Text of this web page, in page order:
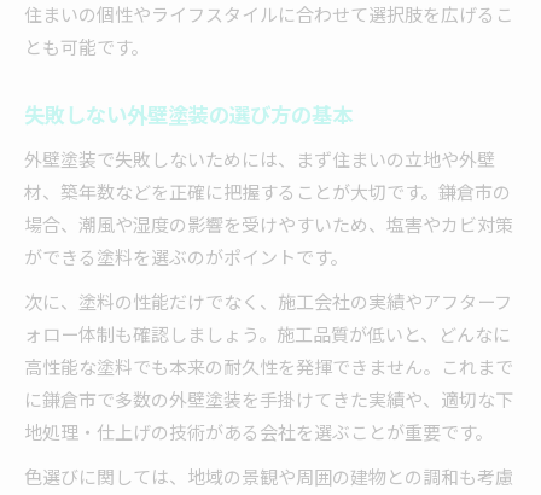
住まいの個性やライフスタイルに合わせて選択肢を広げるこ
とも可能です。
失敗しない外壁塗装の選び方の基本
外壁塗装で失敗しないためには、まず住まいの立地や外壁
材、築年数などを正確に把握することが大切です。鎌倉市の
場合、潮風や湿度の影響を受けやすいため、塩害やカビ対策
ができる塗料を選ぶのがポイントです。
次に、塗料の性能だけでなく、施工会社の実績やアフターフ
ォロー体制も確認しましょう。施工品質が低いと、どんなに
高性能な塗料でも本来の耐久性を発揮できません。これまで
に鎌倉市で多数の外壁塗装を手掛けてきた実績や、適切な下
地処理・仕上げの技術がある会社を選ぶことが重要です。
色選びに関しては、地域の景観や周囲の建物との調和も考慮